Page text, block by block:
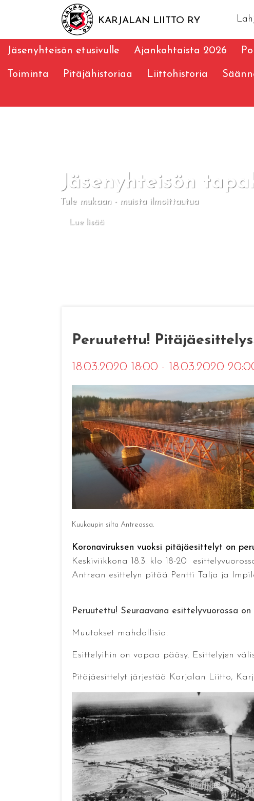
KARJALAN LIITTO RY
Jäsenyhteisön etusivulle Ajankohtaista 2026
Toiminta Pitäjähistoriaa Liittohistoria
Jäsenyhteisön
Tule mukaan - muista ilmoittautua
Lue lisää
Peruutettu!
18.03.2020 18:00 - 18.03.2020
Kuukaupin silta Antreassa.
Koronaviruksen vuoksi pitäjäesittelyt on
Keskiviikkona 18.3. klo 18-20
Antrean esittelyn pitää Pentti Talja ja
Peruutettu! Seuraavana esittelyvuorossa on
Muutokset mahdollisia.
Esittelyihin on vapaa pääsy. Esittelyjen
Pitäjäesittelyt järjestää Karjalan Liitto,